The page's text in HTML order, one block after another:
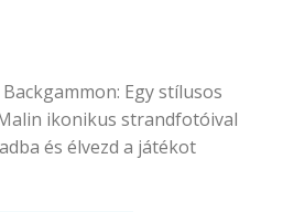
Egy stílusos
ikonikus strandfotóival
és élvezd a játékot